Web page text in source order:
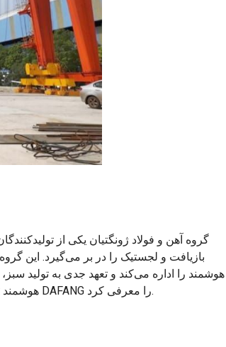
گروه آهن و فولاد ژونگتیان یکی از
بازیافت و لجستیک را در بر می‌گیرد. این گروه
هوشمند را اداره می‌کند و تعهد جدی به تولید
کارخانه هوشمند خود، فولاد ژونگتیان جرثقیل دروازه‌ای الکترومغناطیسی دو پل MG25t هوشمند DAFANG را معرفی کرد.